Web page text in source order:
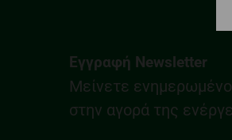
Εγγραφή Newsletter
Μείνετε
στην αγορά της